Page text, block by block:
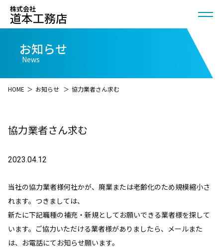
株式会社
道本工務店
お知らせ
News
HOME ＞ お知らせ ＞ 協力業者さん求む
協力業者さん求む
2023.04.12
当社の協力業者様何社かが、廃業または老齢化のため規模縮小さ
れます。つきましては、
新たに下記職種の補充・新規としてお願いできる業者様を探して
います。ご協力いただける業者様がありましたら、メールまた
は、お電話にてお知らせ願います。